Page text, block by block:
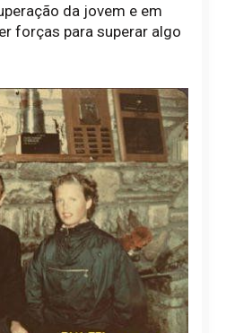
da jovem e em
forças para superar algo